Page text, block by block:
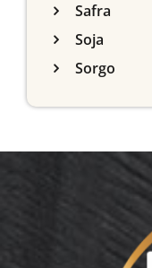
Safra
Soja
Sorgo